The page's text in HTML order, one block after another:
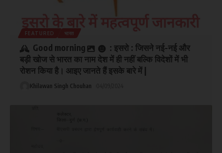
FEATURED भारत
Good morning
: इसरो : जिसने नई-नई और
बड़ी खोज से भारत का नाम देश में ही नहीं बल्कि विदेशों में भी
रोशन किया है। आइए जानते हैं इसके बारे में |
Khilawan Singh Chouhan